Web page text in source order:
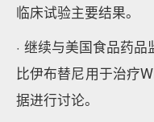
临床试验主要结果。
· 继续与美国食品药
比伊布替尼用于治疗
据进行讨论。